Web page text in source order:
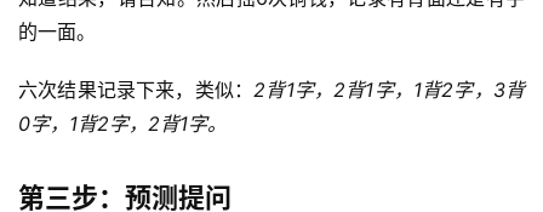
的一面。
六次结果记录下来，类似：2背1字，2背1字，1背2字，3背
0字，1背2字，2背1字。
第三步：预测提问